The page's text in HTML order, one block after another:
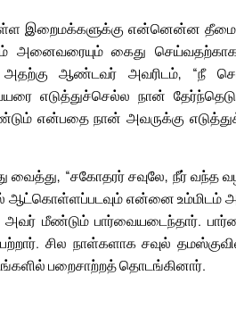
இறைமக்களுக்கு என்னென்ன
அனைவரையும் கைது
அதற்கு ஆண்டவர் அவரிடம், “நீ
எடுத்துச்செல்ல நான்
என்பதை நான் அவருக்கு
“சகோதரர் சவுலே, நீர் வந்த
என்னை உம்மிடம்
மீண்டும் பார்வையடைந்தார்.
சில நாள்களாக சவுல்
பறைசாற்றத் தொடங்கினார்.